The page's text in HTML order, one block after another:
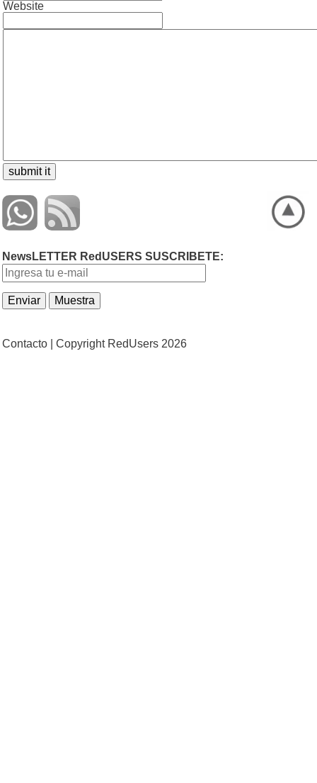
Website
NewsLETTER RedUSERS SUSCRIBETE:
Contacto | Copyright RedUsers 2026